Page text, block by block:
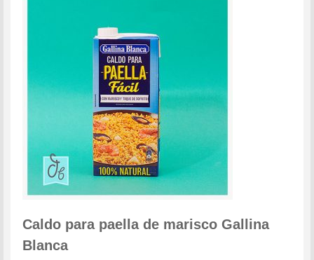
Caldo para paella de marisco Gallina
Blanca